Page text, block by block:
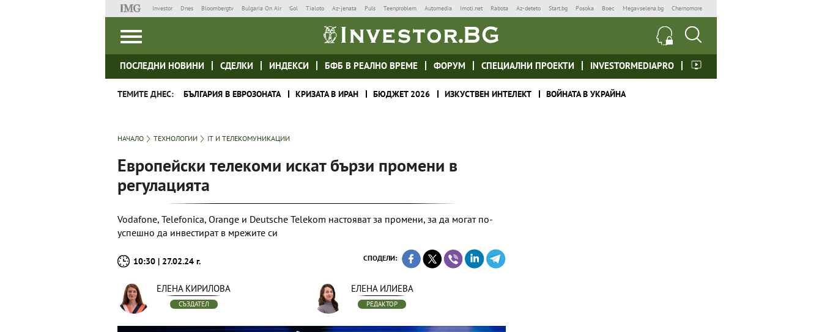
Investor Dnes Bloombergtv Bulgaria On Air Gol Tialoto Az-jenata Puls Teenproblem Automedia Imoti.net Rabota Az-deteto Start.bg Posoka Boec Megavselena.bg Chernomore
ПОСЛЕДНИ НОВИНИ СДЕЛКИ ИНДЕКСИ БФБ В РЕАЛНО ВРЕМЕ ФОРУМ СПЕЦИАЛНИ ПРОЕКТИ INVESTORMEDIAPRO
ТЕМИТЕ ДНЕС: БЪЛГАРИЯ В ЕВРОЗОНАТА КРИЗАТА В ИРАН БЮДЖЕТ 2026 ИЗКУСТВЕН ИНТЕЛЕКТ ВОЙНАТА В УКРАЙНА
НАЧАЛО ТЕХНОЛОГИИ IT И ТЕЛЕКОМУНИКАЦИИ
Европейски телекоми искат бързи промени в
регулацията
Vodafone, Telefonica, Orange и Deutsche Telekom настояват за промени, за да могат по-
успешно да инвестират в мрежите си
10:30 | 27.02.24 г. СПОДЕЛИ:
ЕЛЕНА КИРИЛОВА
СЪЗДАТЕЛ
ЕЛЕНА ИЛИЕВА
РЕДАКТОР